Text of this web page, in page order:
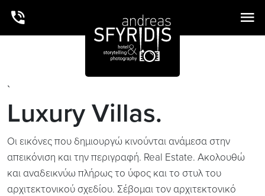
Luxury Villas.
Οι εικόνες που δημιουργώ κινούνται ανάμεσα στην
απεικόνιση και την περιγραφή. Real Estate. Ακολουθώ
και αναδεικνύω πλήρως το ύφος και το στυλ του
αρχιτεκτονικού σχεδίου. Σέβομαι τον αρχιτεκτονικό
`